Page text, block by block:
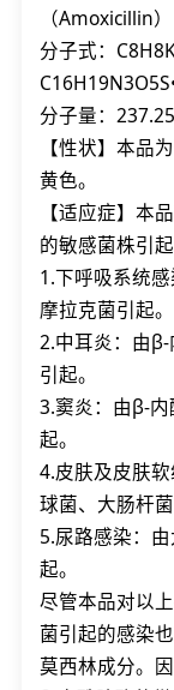
（Amoxicillin）
分子式：
分子量：
【性状】本品
黄色。
【适应症】本
的敏感菌株引起
1.下呼吸系统
摩拉克菌引起。
2.中耳炎：由
引起。
3.窦炎：由β-
起。
4.皮肤及皮肤
球菌、大肠杆
5.尿路感染：
起。
尽管本品对以
菌引起的感染
莫西林成分。